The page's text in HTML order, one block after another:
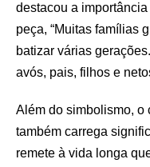
destacou a
peça, “Muitas famílias
batizar várias
avós, pais, filhos e
Além do simbolismo, o
também carrega
remete à vida longa